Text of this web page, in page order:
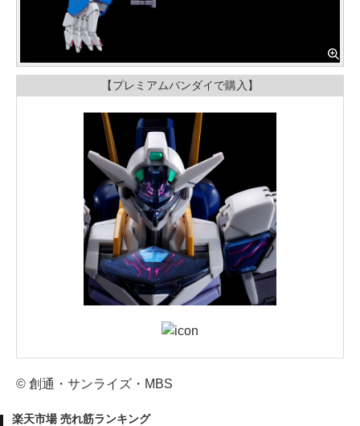
【プレミアムバンダイで購入】
© 創通・サンライズ・MBS
楽天市場 売れ筋ランキング